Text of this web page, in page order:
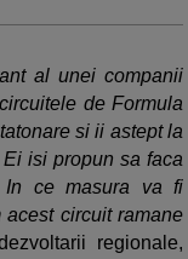
al unei companii
de Formula
si ii astept la
isi propun sa faca
In ce masura va fi
circuit ramane
regionale,